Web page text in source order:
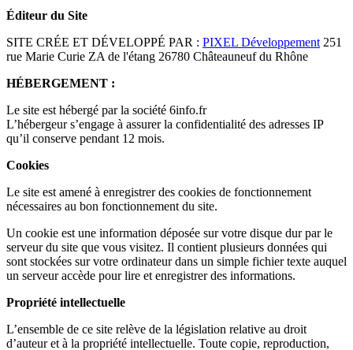
Éditeur du Site
SITE CRÉE ET DÉVELOPPÉ PAR : PIXEL Développement 251
rue Marie Curie ZA de l'étang 26780 Châteauneuf du Rhône
HÉBERGEMENT :
Le site est hébergé par la société 6info.fr
L’hébergeur s’engage à assurer la confidentialité des adresses IP
qu’il conserve pendant 12 mois.
Cookies
Le site est amené à enregistrer des cookies de fonctionnement
nécessaires au bon fonctionnement du site.
Un cookie est une information déposée sur votre disque dur par le
serveur du site que vous visitez. Il contient plusieurs données qui
sont stockées sur votre ordinateur dans un simple fichier texte auquel
un serveur accède pour lire et enregistrer des informations.
Propriété intellectuelle
L’ensemble de ce site relève de la législation relative au droit
d’auteur et à la propriété intellectuelle. Toute copie, reproduction,